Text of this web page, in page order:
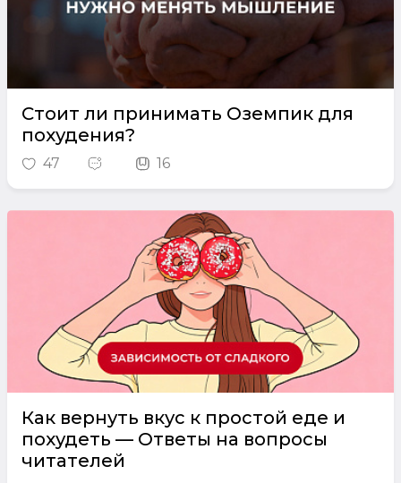
Стоит ли принимать Оземпик для
похудения?
47 16
Как вернуть вкус к простой еде и
похудеть — Ответы на вопросы
читателей